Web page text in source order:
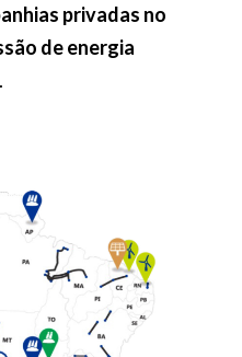
privadas no
de energia